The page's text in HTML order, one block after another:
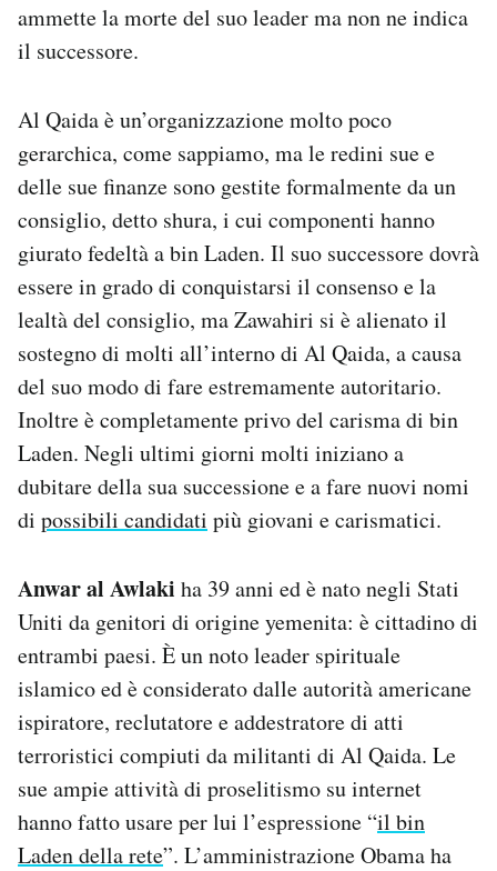
ammette la morte del suo leader ma non ne indica
il successore.
Al Qaida è un’organizzazione molto poco
gerarchica, come sappiamo, ma le redini sue e
delle sue finanze sono gestite formalmente da un
consiglio, detto shura, i cui componenti hanno
giurato fedeltà a bin Laden. Il suo successore dovrà
essere in grado di conquistarsi il consenso e la
lealtà del consiglio, ma Zawahiri si è alienato il
sostegno di molti all’interno di Al Qaida, a causa
del suo modo di fare estremamente autoritario.
Inoltre è completamente privo del carisma di bin
Laden. Negli ultimi giorni molti iniziano a
dubitare della sua successione e a fare nuovi nomi
di possibili candidati più giovani e carismatici.
Anwar al Awlaki ha 39 anni ed è nato negli Stati
Uniti da genitori di origine yemenita: è cittadino di
entrambi paesi. È un noto leader spirituale
islamico ed è considerato dalle autorità americane
ispiratore, reclutatore e addestratore di atti
terroristici compiuti da militanti di Al Qaida. Le
sue ampie attività di proselitismo su internet
hanno fatto usare per lui l’espressione “il bin
Laden della rete”. L’amministrazione Obama ha